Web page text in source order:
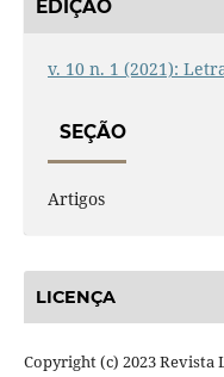
EDIÇÃO
v. 10 n. 1 (2021):
SEÇÃO
Artigos
LICENÇA
Copyright (c) 2023 Revista